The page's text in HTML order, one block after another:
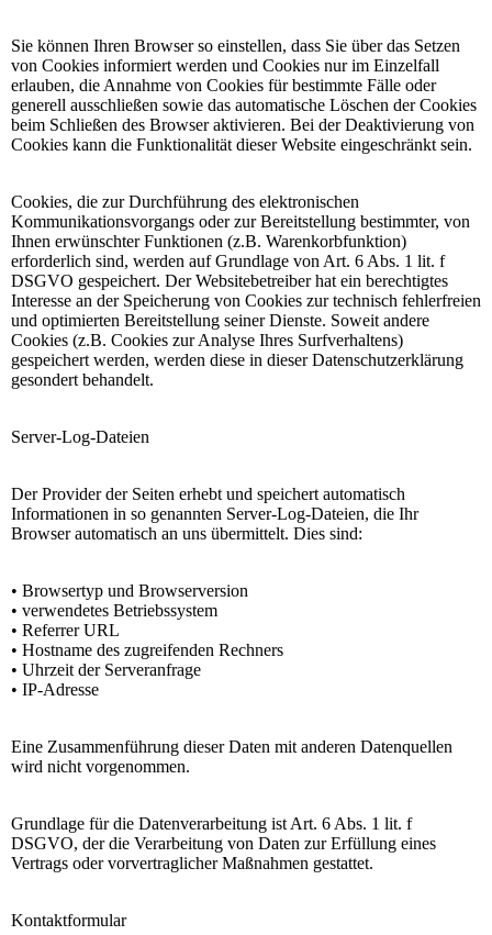
Sie können Ihren Browser so einstellen, dass Sie über das Setzen
von Cookies informiert werden und Cookies nur im Einzelfall
erlauben, die Annahme von Cookies für bestimmte Fälle oder
generell ausschließen sowie das automatische Löschen der Cookies
beim Schließen des Browser aktivieren. Bei der Deaktivierung von
Cookies kann die Funktionalität dieser Website eingeschränkt sein.
Cookies, die zur Durchführung des elektronischen
Kommunikationsvorgangs oder zur Bereitstellung bestimmter, von
Ihnen erwünschter Funktionen (z.B. Warenkorbfunktion)
erforderlich sind, werden auf Grundlage von Art. 6 Abs. 1 lit. f
DSGVO gespeichert. Der Websitebetreiber hat ein berechtigtes
Interesse an der Speicherung von Cookies zur technisch fehlerfreien
und optimierten Bereitstellung seiner Dienste. Soweit andere
Cookies (z.B. Cookies zur Analyse Ihres Surfverhaltens)
gespeichert werden, werden diese in dieser Datenschutzerklärung
gesondert behandelt.
Server-Log-Dateien
Der Provider der Seiten erhebt und speichert automatisch
Informationen in so genannten Server-Log-Dateien, die Ihr
Browser automatisch an uns übermittelt. Dies sind:
• Browsertyp und Browserversion
• verwendetes Betriebssystem
• Referrer URL
• Hostname des zugreifenden Rechners
• Uhrzeit der Serveranfrage
• IP-Adresse
Eine Zusammenführung dieser Daten mit anderen Datenquellen
wird nicht vorgenommen.
Grundlage für die Datenverarbeitung ist Art. 6 Abs. 1 lit. f
DSGVO, der die Verarbeitung von Daten zur Erfüllung eines
Vertrags oder vorvertraglicher Maßnahmen gestattet.
Kontaktformular